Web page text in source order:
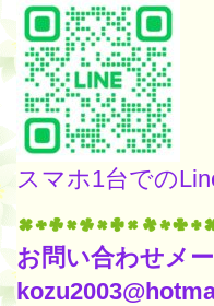
スマホ1台での
お問い合わせメ